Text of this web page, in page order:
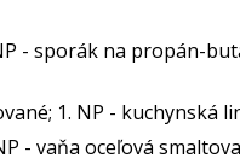
- sporák na propán-
1. NP - kuchynská
- vaňa oceľová